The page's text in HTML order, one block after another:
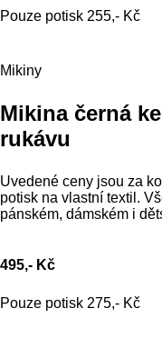
Pouze potisk 255,- Kč
Mikiny
Mikina černá
rukávu
Uvedené ceny jsou za
potisk na vlastní textil.
pánském, dámském i
495,- Kč
Pouze potisk 275,- Kč